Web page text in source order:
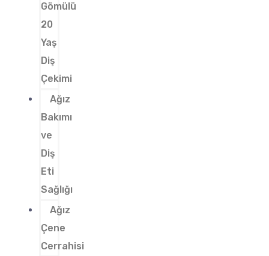
Gömülü
20
Yaş
Diş
Çekimi
Ağız
Bakımı
ve
Diş
Eti
Sağlığı
Ağız
Çene
Cerrahisi